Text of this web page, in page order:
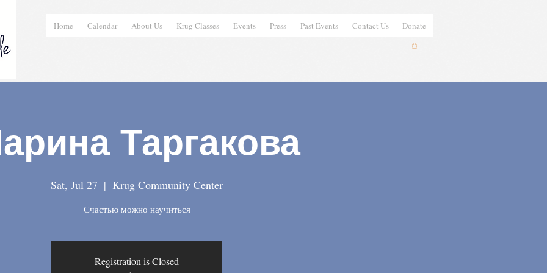
Home Calendar About Us Krug Classes Events Press Past Events Contact Us Donate
Таргакова
Sat, Jul 27
  |
Krug Community Center
Счастью можно научиться
Registration is Closed